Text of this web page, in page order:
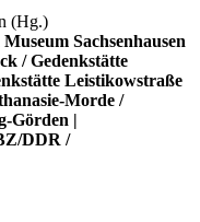
(Hg.)
Sachsenhausen
/Gedenkstätte
Leistikowstraße
Morde /
Görden |
DDR /